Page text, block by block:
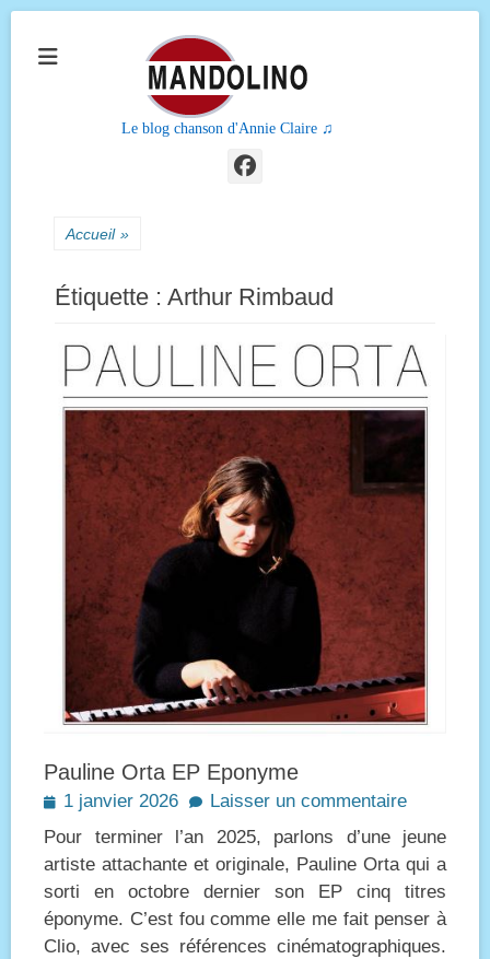
Le blog chanson d'Annie Claire ♫
Facebook
Accueil »
Étiquette : Arthur Rimbaud
Pauline Orta EP Eponyme
Posted
1 janvier 2026
Laisser un commentaire
Pour terminer l’an 2025, parlons d’une jeune
artiste attachante et originale, Pauline Orta qui a
sorti en octobre dernier son EP cinq titres
éponyme. C’est fou comme elle me fait penser à
Clio, avec ses références cinématographiques.